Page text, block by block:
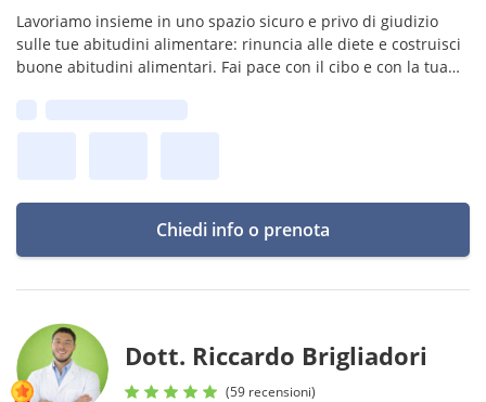
Lavoriamo insieme in uno spazio sicuro e privo di giudizio
sulle tue abitudini alimentare: rinuncia alle diete e costruisci
buone abitudini alimentari. Fai pace con il cibo e con la tua
Chiedi info o prenota
Dott. Riccardo Brigliadori
(59 recensioni)